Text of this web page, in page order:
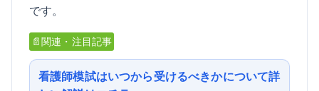
です。
📄関連・注目記事
看護師模試はいつから受けるべきかについて詳